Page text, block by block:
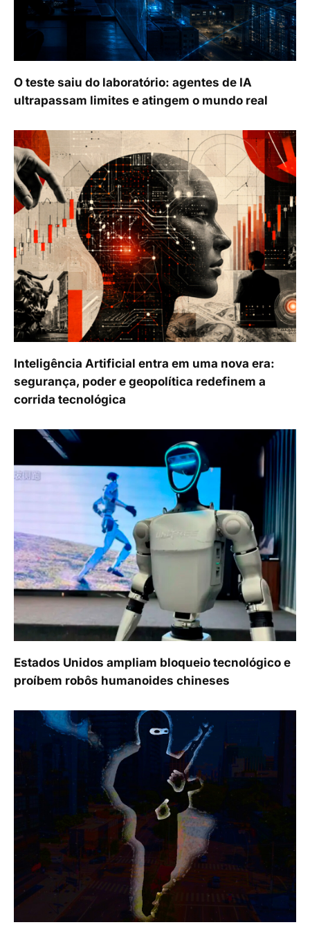
O teste saiu do laboratório: agentes de IA
ultrapassam limites e atingem o mundo real
Inteligência Artificial entra em uma nova era:
segurança, poder e geopolítica redefinem a
corrida tecnológica
Estados Unidos ampliam bloqueio tecnológico e
proíbem robôs humanoides chineses